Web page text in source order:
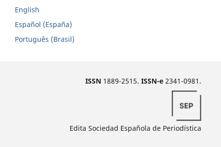
English
Español (España)
Português (Brasil)
ISSN 1889-2515. ISSN-e 2341-0981 .
Edita Sociedad Española de Periodística